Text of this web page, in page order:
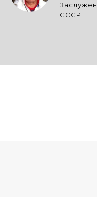
СССР